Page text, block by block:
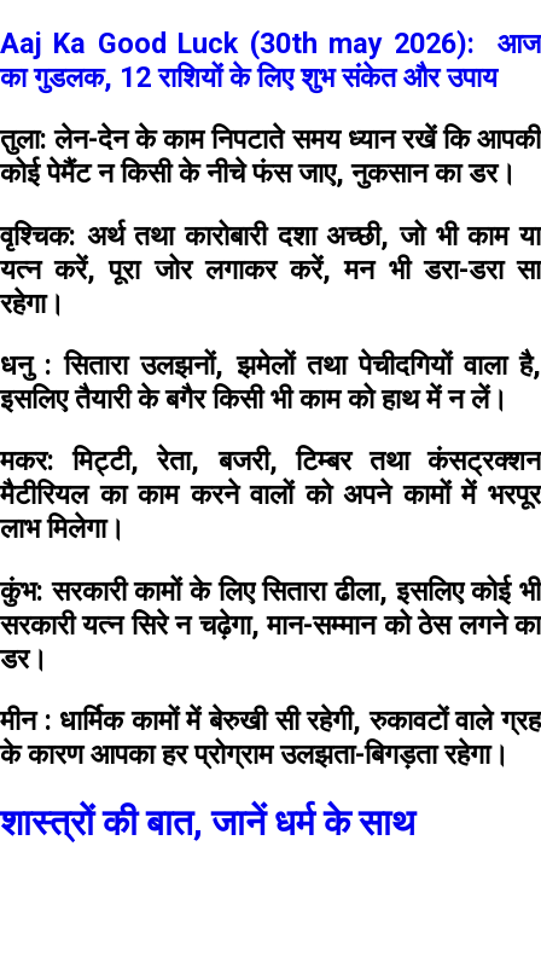
Aaj Ka Good Luck (30th may 2026): आज
का गुडलक, 12 राशियों के लिए शुभ संकेत और उपाय
तुला:लेन-देन के काम निपटाते समय ध्यान रखें कि आपकी
कोई पेमैंट न किसी के नीचे फंस जाए, नुकसान का डर।
वृश्चिक: अर्थ तथा कारोबारी दशा अच्छी, जो भी काम या
यत्न करें, पूरा जोर लगाकर करें, मन भी डरा-डरा सा
रहेगा।
धनु :सितारा उलझनों, झमेलों तथा पेचीदगियों वाला है,
इसलिए तैयारी के बगैर किसी भी काम को हाथ में न लें।
मकर:मिट्टी, रेता, बजरी, टिम्बर तथा कंसट्रक्शन
मैटीरियल का काम करने वालों को अपने कामों में भरपूर
लाभ मिलेगा।
कुंभ:सरकारी कामों के लिए सितारा ढीला, इसलिए कोई भी
सरकारी यत्न सिरे न चढ़ेगा, मान-सम्मान को ठेस लगने का
डर।
मीन : धार्मिक कामों में बेरुखी सी रहेगी, रुकावटों वाले ग्रह
के कारण आपका हर प्रोग्राम उलझता-बिगड़ता रहेगा।
शास्त्रों की बात, जानें धर्म के साथ